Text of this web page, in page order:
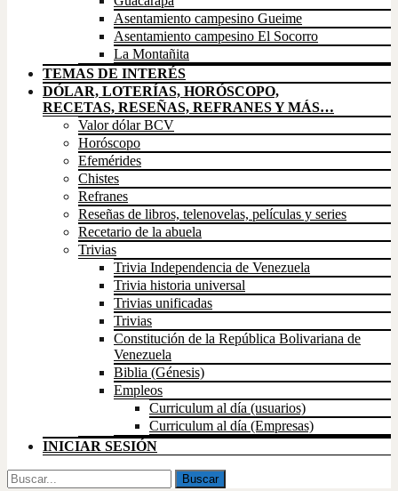
Asentamiento campesino Gueime
Asentamiento campesino El Socorro
La Montañita
TEMAS DE INTERÉS
DÓLAR, LOTERÍAS, HORÓSCOPO,
RECETAS, RESEÑAS, REFRANES Y MÁS…
Valor dólar BCV
Horóscopo
Efemérides
Chistes
Refranes
Reseñas de libros, telenovelas, películas y series
Recetario de la abuela
Trivias
Trivia Independencia de Venezuela
Trivia historia universal
Trivias unificadas
Trivias
Constitución de la República Bolivariana de
Venezuela
Biblia (Génesis)
Empleos
Curriculum al día (usuarios)
Curriculum al día (Empresas)
INICIAR SESIÓN
Buscar